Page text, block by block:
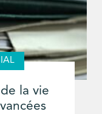
la vie